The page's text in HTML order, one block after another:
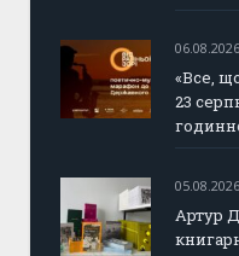
06.08.2026
«Все,
23
05.08.2026
Артур